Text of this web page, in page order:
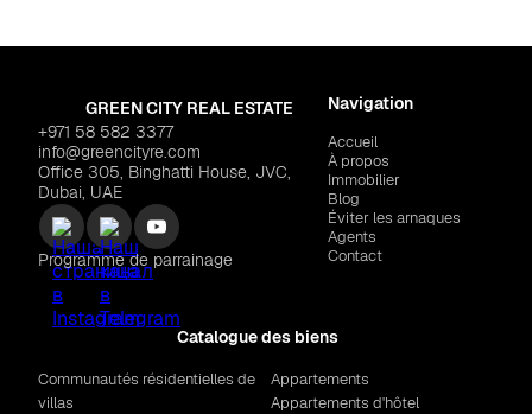
GREEN CITY REAL ESTATE
+971 58 582 3377
info@greencityre.com
Office 305, Binghatti House, JVC,
Dubai, UAE
Programme de parrainage
Navigation
Accueil
À propos
Immobilier
Blog
Éviter les arnaques
Agents
Contact
Catalogue des biens
Communautés résidentielles de
villas
Appartements
Appartements d'hôtel